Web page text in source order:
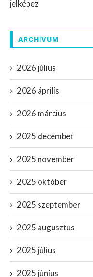
jelképez
ARCHÍVUM
2026 július
2026 április
2026 március
2025 december
2025 november
2025 október
2025 szeptember
2025 augusztus
2025 július
2025 június